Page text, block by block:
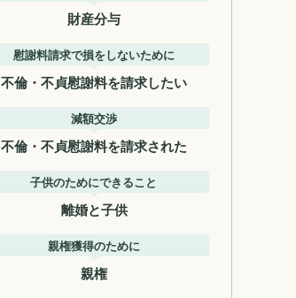
財産分与
慰謝料請求で損をしないために
不倫・不貞慰謝料を請求したい
減額交渉
不倫・不貞慰謝料を請求された
子供のためにできること
離婚と子供
親権獲得のために
親権